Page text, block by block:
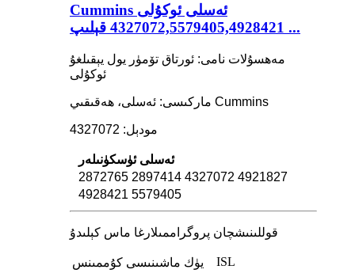
Cummins ئەسلى ئوكۇلى
4327072,5579405,4928421 قېلىپ ...
مەھسۇلات نامى: ئورتاق تۆمۈر يول يېقىلغۇ
ئوكۇلى
ماركىسى: ئەسلى، ھەقىقىي Cummins
مودېل: 4327072
ئەسلى ئۈسكۈنىلەر
2872765 2897414 4327072 4921827
4928421 5579405
قوللىنىشچان پروگراممىلارغا ماس كېلىدۇ
كۇممىنس يۈك ماشىنىسى ISL